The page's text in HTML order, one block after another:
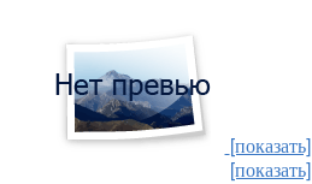
[показать]
[показать]